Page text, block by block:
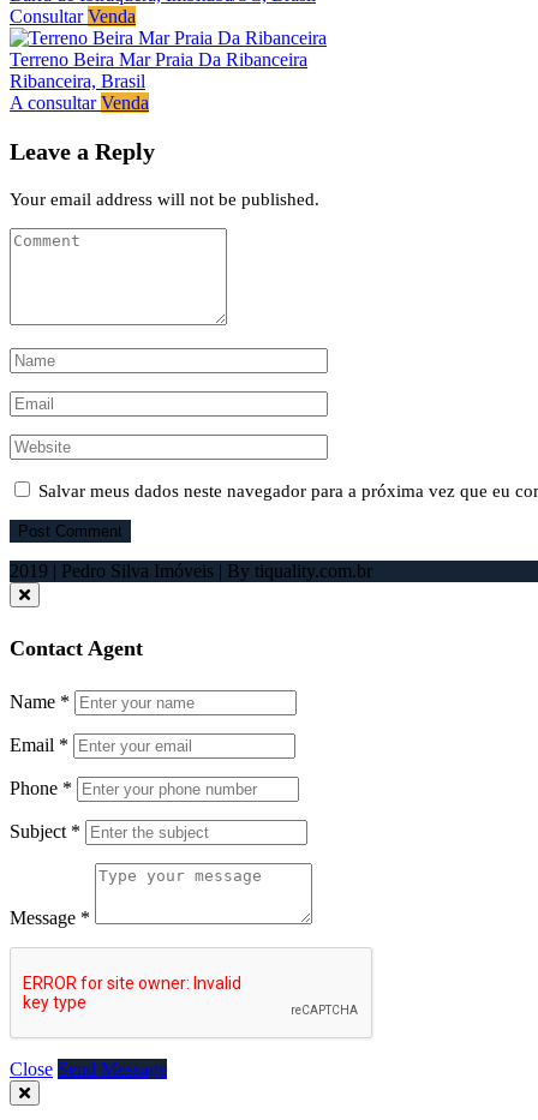
ConsultarVenda
Terreno Beira Mar Praia Da Ribanceira
Ribanceira, Brasil
A consultarVenda
Leave a Reply
Your email address will not be published.
Salvar meus dados neste navegador para a próxima vez que eu
2019 | Pedro Silva Imóveis | By tiquality.com.br
Contact Agent
Name *
Email *
Phone *
Subject *
Message *
Close Send Message